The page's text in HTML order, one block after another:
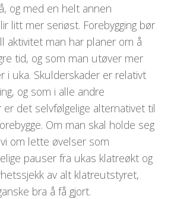
og med en helt annen
litt mer seriøst. Forebygging bør
aktivitet man har planer om å
tid, og som man utøver mer
i uka. Skulderskader er relativt
og som i alle andre
det selvfølgelige alternativet til
Om man skal holde seg
om lette øvelser som
pauser fra ukas klatreøkt og
av alt klatreutstyret,
bra å få gjort.